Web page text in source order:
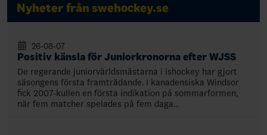
Nyheter från swehockey.se
Positiv känsla för Juniorkronorna efter WJSS
26-08-07
De regerande juniorvärldsmästarna i ishockey har gjort
säsongens första framträdande. I kanadensiska Windsor
fick 2007-kullen en första indikation på sommarformen,
när fem matcher spelades på fem daga…